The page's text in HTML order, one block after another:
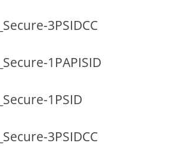
__Secure-3PSIDCC
__Secure-1PAPISID
__Secure-1PSID
__Secure-3PSIDCC